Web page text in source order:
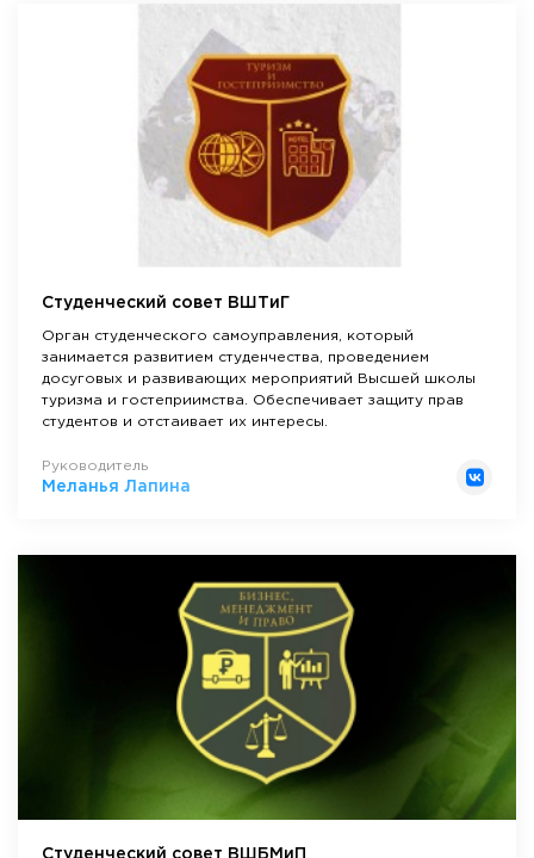
Студенческий совет ВШТиГ
Орган студенческого самоуправления, который
занимается развитием студенчества, проведением
досуговых и развивающих мероприятий Высшей школы
туризма и гостеприимства. Обеспечивает защиту прав
студентов и отстаивает их интересы.
Руководитель
Меланья Лапина
Студенческий совет ВШБМиП